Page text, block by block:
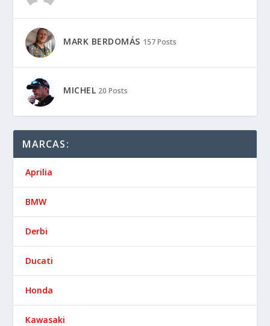
MARK BERDOMÁS 157 Posts
MICHEL 20 Posts
MARCAS:
Aprilia
BMW
Derbi
Ducati
Honda
Kawasaki